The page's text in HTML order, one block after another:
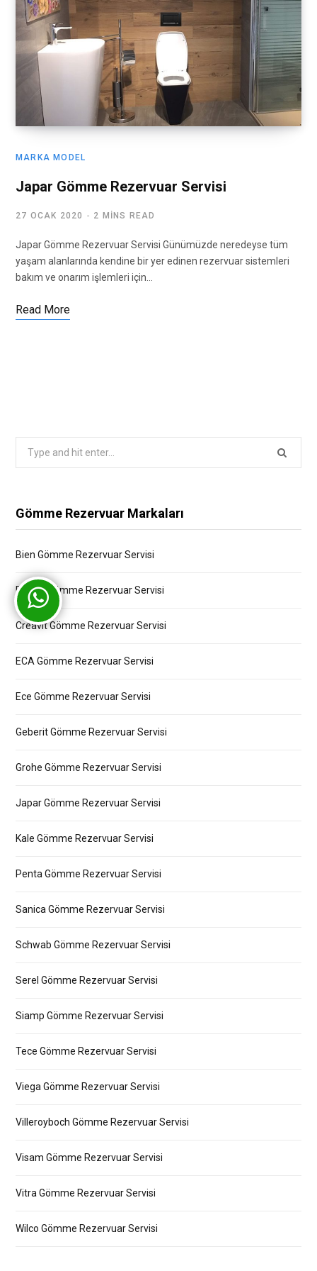
MARKA MODEL
Japar Gömme Rezervuar Servisi
27 OCAK 2020 2 MINS READ
Japar Gömme Rezervuar Servisi Günümüzde neredeyse tüm
yaşam alanlarında kendine bir yer edinen rezervuar sistemleri
bakım ve onarım işlemleri için…
Read More
Gömme Rezervuar Markaları
Bien Gömme Rezervuar Servisi
Bocchi Gömme Rezervuar Servisi
Creavit Gömme Rezervuar Servisi
ECA Gömme Rezervuar Servisi
Ece Gömme Rezervuar Servisi
Geberit Gömme Rezervuar Servisi
Grohe Gömme Rezervuar Servisi
Japar Gömme Rezervuar Servisi
Kale Gömme Rezervuar Servisi
Penta Gömme Rezervuar Servisi
Sanica Gömme Rezervuar Servisi
Schwab Gömme Rezervuar Servisi
Serel Gömme Rezervuar Servisi
Siamp Gömme Rezervuar Servisi
Tece Gömme Rezervuar Servisi
Viega Gömme Rezervuar Servisi
Villeroyboch Gömme Rezervuar Servisi
Visam Gömme Rezervuar Servisi
Vitra Gömme Rezervuar Servisi
Wilco Gömme Rezervuar Servisi